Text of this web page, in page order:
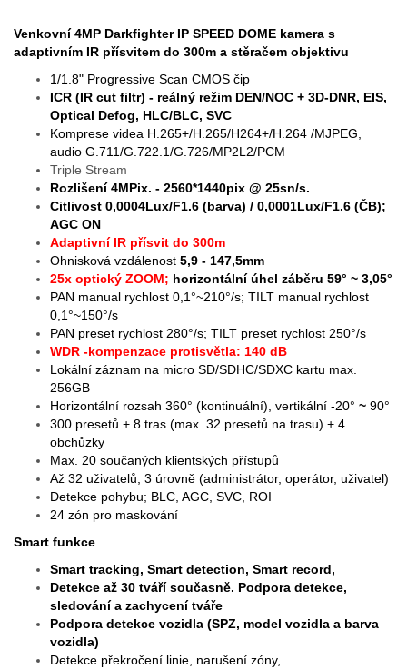
Venkovní 4MP Darkfighter IP SPEED DOME kamera s
adaptivním IR přísvitem do 300m a stěračem objektivu
1/1.8" Progressive Scan CMOS čip
ICR (IR cut filtr) - reálný režim DEN/NOC + 3D-DNR, EIS,
Optical Defog, HLC/BLC, SVC
Komprese videa H.265+/H.265/H264+/H.264 /MJPEG,
audio G.711/G.722.1/G.726/MP2L2/PCM
Triple Stream
Rozlišení 4MPix. - 2560*1440pix @ 25sn/s.
Citlivost 0,0004Lux/F1.6 (barva) / 0,0001Lux/F1.6 (ČB);
AGC ON
Adaptivní IR přísvit do 300m
Ohnisková vzdálenost 5,9 - 147,5mm
25x optický ZOOM; horizontální úhel záběru 59° ~ 3,05°
PAN manual rychlost 0,1°~210°/s; TILT manual rychlost
0,1°~150°/s
PAN preset rychlost 280°/s; TILT preset rychlost 250°/s
WDR -kompenzace protisvětla: 140 dB
Lokální záznam na micro SD/SDHC/SDXC kartu max.
256GB
Horizontální rozsah 360° (kontinuální), vertikální -20° ~ 90°
300 presetů + 8 tras (max. 32 presetů na trasu) + 4
obchůzky
Max. 20 součaných klientských přístupů
Až 32 uživatelů, 3 úrovně (administrátor, operátor, uživatel)
Detekce pohybu; BLC, AGC, SVC, ROI
24 zón pro maskování
Smart funkce
Smart tracking, Smart detection, Smart record,
Detekce až 30 tváří současně. Podpora detekce,
sledování a zachycení tváře
Podpora detekce vozidla (SPZ, model vozidla a barva
vozidla)
Detekce překročení linie, narušení zóny,